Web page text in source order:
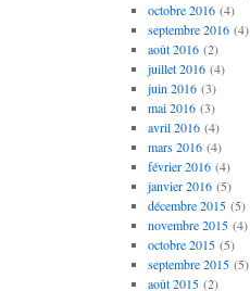
octobre 2016(4)
septembre 2016(4)
août 2016(2)
juillet 2016(4)
juin 2016(3)
mai 2016(3)
avril 2016(4)
mars 2016(4)
février 2016(4)
janvier 2016(5)
décembre 2015(5)
novembre 2015(4)
octobre 2015(5)
septembre 2015(5)
août 2015(2)